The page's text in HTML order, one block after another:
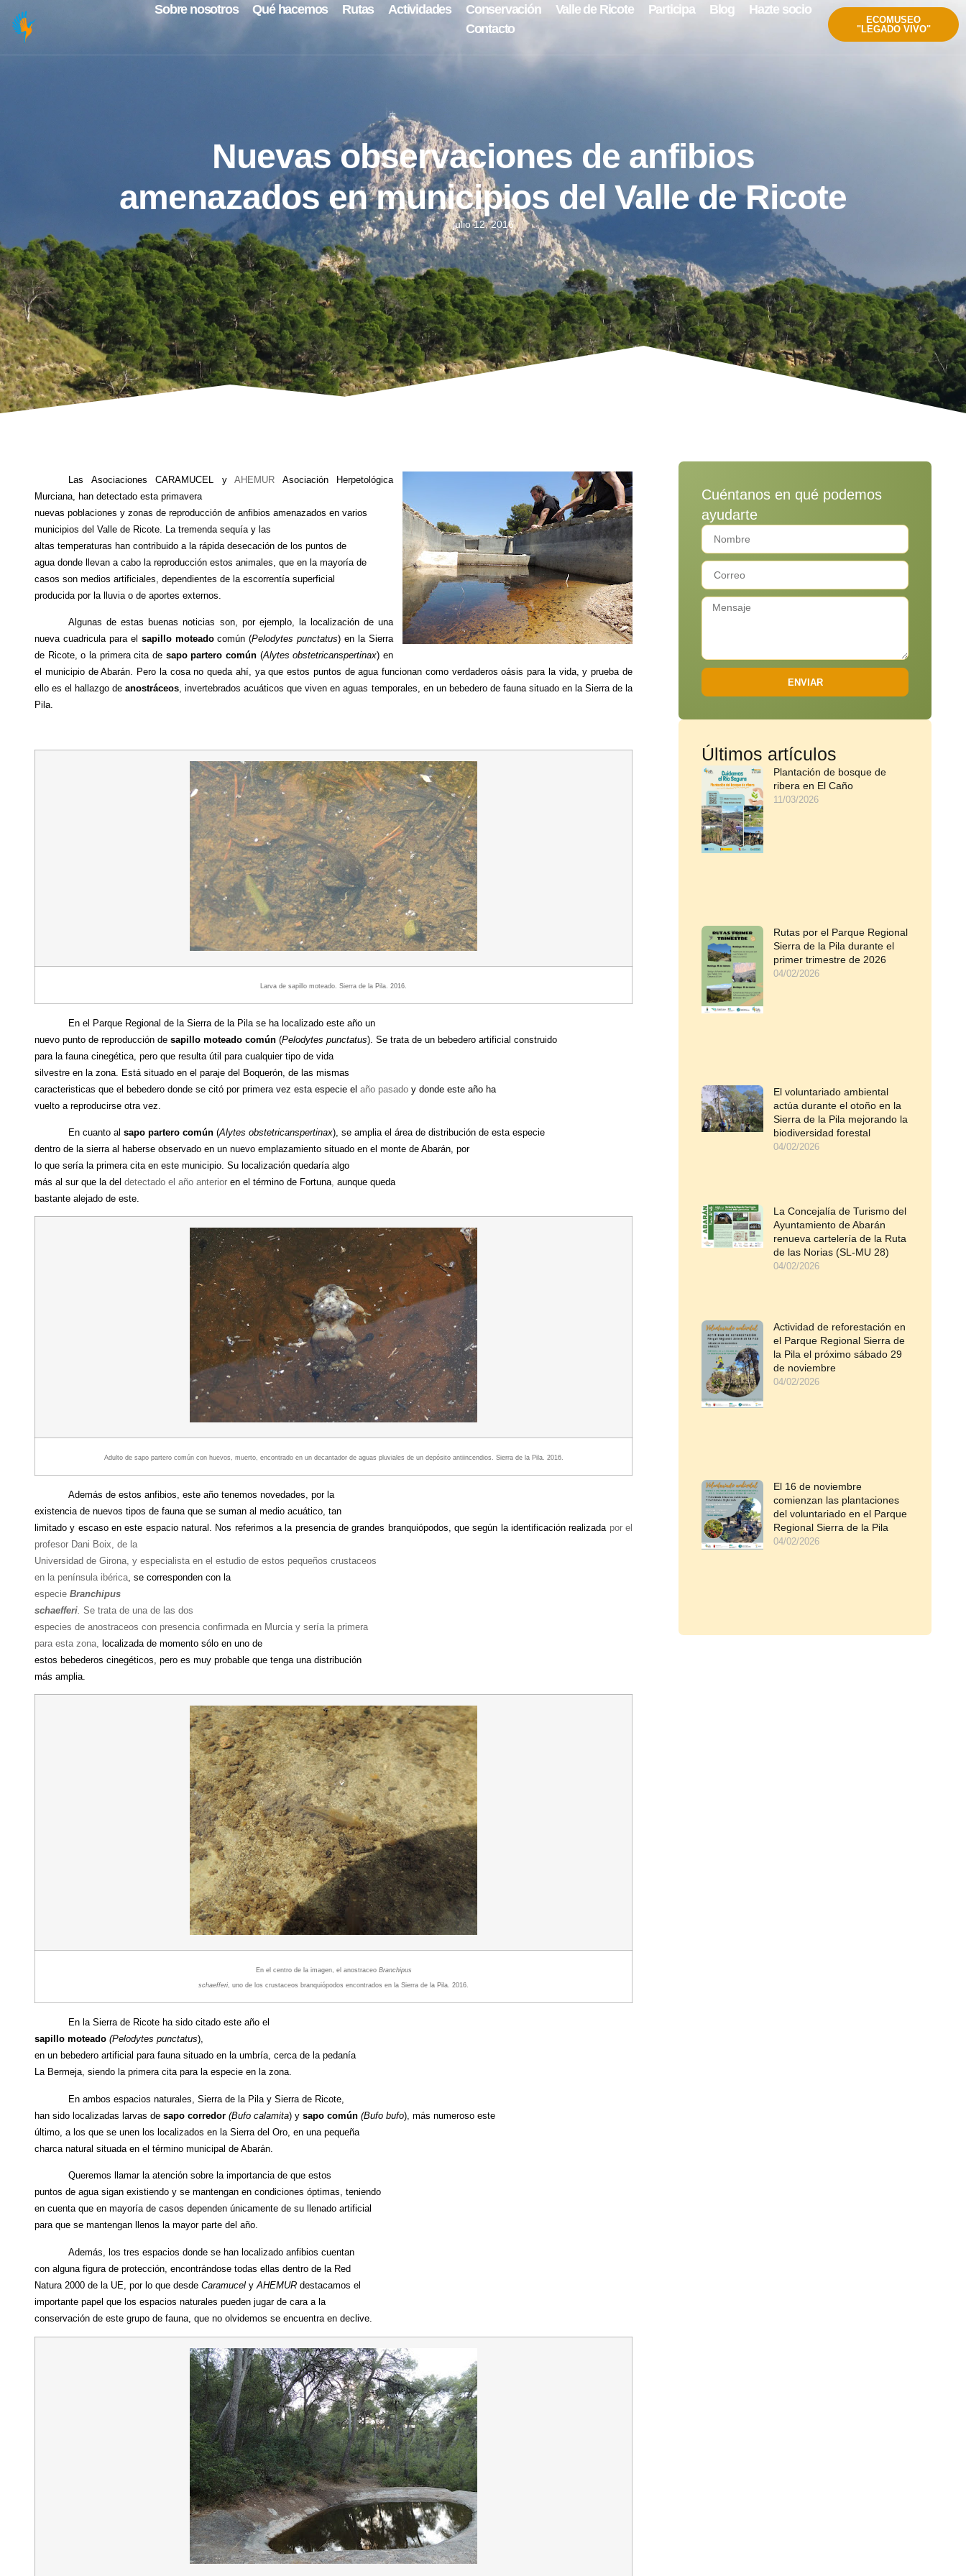
Sobre nosotros Qué hacemos Rutas Actividades Conservación Valle de Ricote Participa Blog
Hazte socio
Contacto
ECOMUSEO
"LEGADO VIVO"
Nuevas observaciones de anfibios
amenazados en municipios del Valle de Ricote
julio 12, 2016
Las Asociaciones CARAMUCEL yAHEMUR Asociación Herpetológica
Murciana, han detectado esta primavera
nuevas poblaciones y zonas de reproducción de anfibios amenazados en varios
municipios del Valle de Ricote. La tremenda sequía y las
altas temperaturas han contribuido a la rápida desecación de los puntos de
agua donde llevan a cabo la reproducción estos animales, que en la mayoría de
casos son medios artificiales, dependientes de la escorrentía superficial
producida por la lluvia o de aportes externos.
Algunas de estas buenas noticias son, por ejemplo, la localización de una
nueva cuadricula para el sapillo moteadocomún (Pelodytes punctatus) en la Sierra
de Ricote, o la primera cita de sapo partero común (Alytes obstetricanspertinax) en
el municipio de Abarán. Pero la cosa no queda ahí, ya que estos puntos de agua funcionan como verdaderos oásis para la vida, y prueba de
ello es el hallazgo de anostráceos , invertebrados acuáticos que viven en aguas temporales, en un bebedero de fauna situado en la Sierra de la
Pila.
Larva de sapillo moteado. Sierra de la Pila. 2016.
En el Parque Regional de la Sierra de la Pila se ha localizado este año un
nuevo punto de reproducción de sapillo moteado común (Pelodytes punctatus). Se trata de un bebedero artificial construido
para la fauna cinegética, pero que resulta útil para cualquier tipo de vida
silvestre en la zona. Está situado en el paraje del Boquerón, de las mismas
caracteristicas que el bebedero donde se citó por primera vez esta especie el año pasado y donde este año ha
vuelto a reproducirse otra vez.
En cuanto alsapo partero común (Alytes obstetricanspertinax), se amplia el área de distribución de esta especie
dentro de la sierra al haberse observado en un nuevo emplazamiento situado en el monte de Abarán, por
lo que sería la primera cita en este municipio. Su localización quedaría algo
más al sur que la del detectado el año anterior en el término de Fortuna aunque queda
bastante alejado de este.
Adulto de sapo partero común con huevos, muerto, encontrado en un decantador de aguas pluviales de un depósito antiincendios. Sierra de la Pila. 2016.
Además de estos anfibios, este año tenemos novedades, por la
existencia de nuevos tipos de fauna que se suman al medio acuático, tan
limitado y escaso en este espacio natural. Nos referimos a la presencia degrandes branquiópodos, que según la identificación realizadapor el
profesor Dani Boix, de la
Universidad de Girona, y especialista en el estudio de estos pequeños crustaceos
en la península ibérica, se corresponden con la
especie Branchipus
schaefferi. Se trata de una de las dos
especies de anostraceos con presencia confirmada en Murcia y sería la primera
para esta zona, localizada de momento sólo en uno de
estos bebederos cinegéticos, pero es muy probable que tenga una distribución
más amplia.
En el centro de la imagen, el anostraceo Branchipus
schaefferi, uno de los crustaceos branquiópodos encontrados en la Sierra de la Pila. 2016.
En la Sierra de Ricote ha sido citado este año el
sapillo moteado (Pelodytes punctatus),
en un bebedero artificial para fauna situado en la umbría, cerca de la pedanía
La Bermeja, siendo la primera cita para la especie en la zona.
En ambos espacios naturales, Sierra de la Pila y Sierra de Ricote,
han sido localizadas larvas de sapo corredor (Bufo calamita) y sapo común (Bufo bufo), más numeroso este
último, a los que se unen los localizados en la Sierra del Oro, en una pequeña
charca natural situada en el término municipal de Abarán
Queremos llamar la atención sobre la importancia de que estos
puntos de agua sigan existiendo y se mantengan en condiciones óptimas, teniendo
en cuenta que en mayoría de casos dependen únicamente de su llenado artificial
para que se mantengan llenos la mayor parte del año.
Además, los tres espacios donde se han localizado anfibios cuentan
con alguna figura de protección, encontrándose todas ellas dentro de la Red
Natura 2000 de la UE, por lo que desde Caramucel y AHEMUR destacamos el
importante papel que los espacios naturales pueden jugar de cara a la
conservación de este grupo de fauna, que no olvidemos se encuentra en declive.
Cuéntanos en qué podemos
ayudarte
ENVIAR
Últimos artículos
Plantación de bosque de
ribera en El Caño
11/03/2026
Rutas por el Parque Regional
Sierra de la Pila durante el
primer trimestre de 2026
04/02/2026
El voluntariado ambiental
actúa durante el otoño en la
Sierra de la Pila mejorando la
biodiversidad forestal
04/02/2026
La Concejalía de Turismo del
Ayuntamiento de Abarán
renueva cartelería de la Ruta
de las Norias (SL-MU 28)
04/02/2026
Actividad de reforestación en
el Parque Regional Sierra de
la Pila el próximo sábado 29
de noviembre
04/02/2026
El 16 de noviembre
comienzan las plantaciones
del voluntariado en el Parque
Regional Sierra de la Pila
04/02/2026